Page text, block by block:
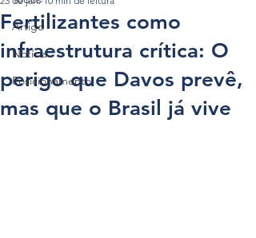
Artigo
Notícia
Posicionamento
Fertilizantes como
infraestrutura crítica: O
perigo que Davos prevê,
mas que o Brasil já vive